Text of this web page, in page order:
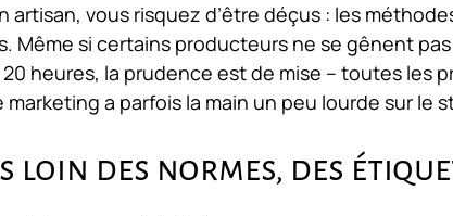
artisan, vous risquez d’être déçus : les
Même si certains producteurs ne se gênent
20 heures, la prudence est de mise – toutes les
marketing a parfois la main un peu lourde sur le
loin des normes, des